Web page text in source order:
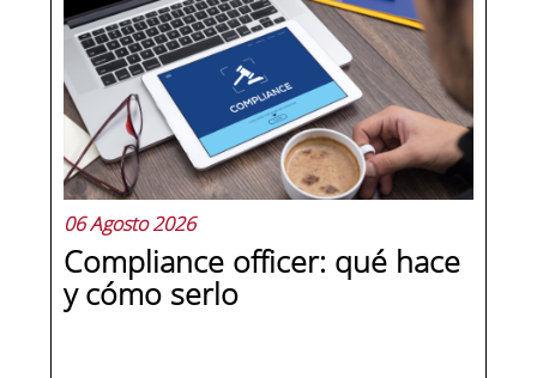
06 Agosto 2026
Compliance officer: qué hace
y cómo serlo